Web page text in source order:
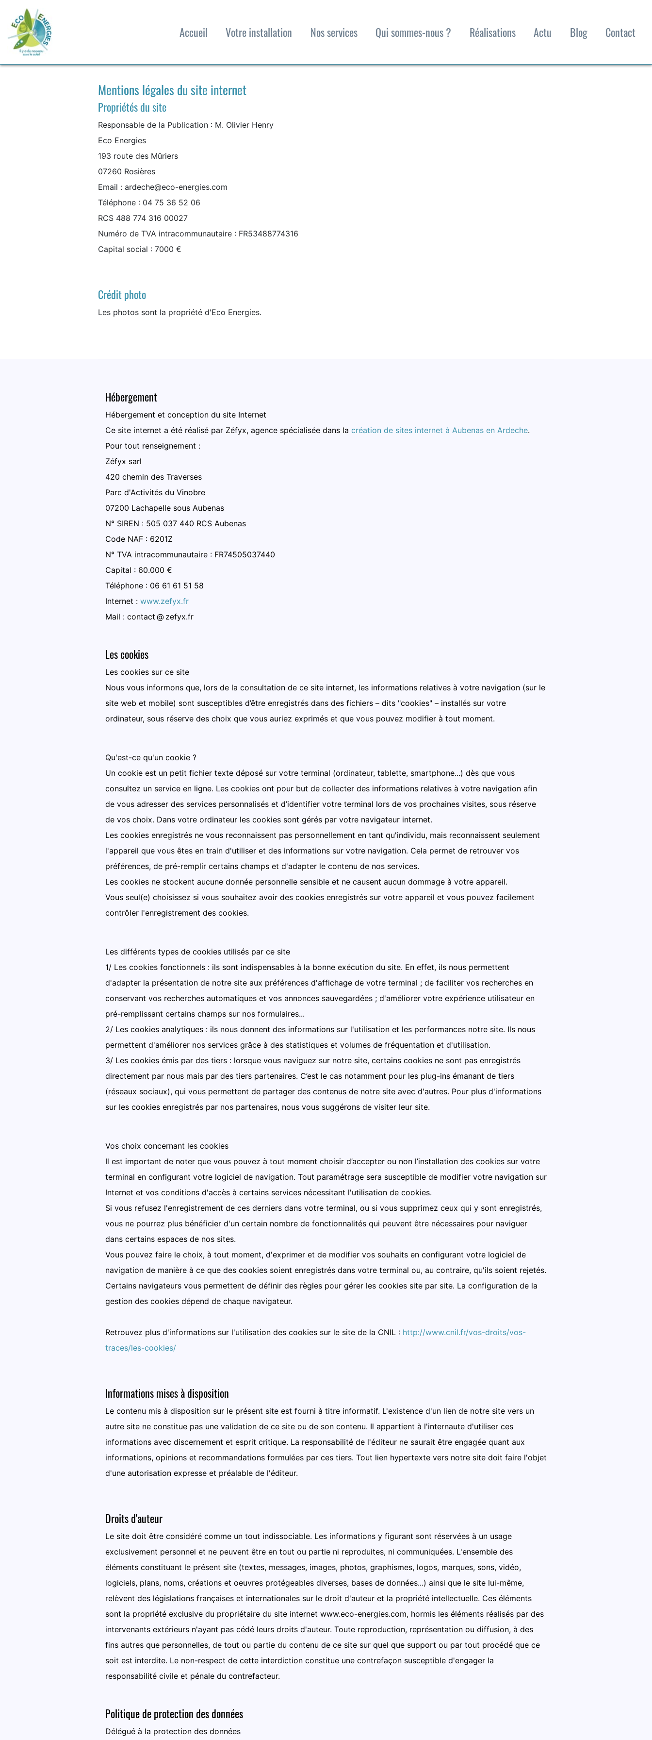
Accueil Votre installation Nos services Qui sommes-nous ? Réalisations Actu Blog Contact
Mentions légales du site internet
Propriétés du site
Responsable de la Publication : M. Olivier Henry
Eco Energies
193 route des Mûriers
07260 Rosières
Email : ardeche@eco-energies.com
Téléphone : 04 75 36 52 06
RCS 488 774 316 00027
Numéro de TVA intracommunautaire : FR53488774316
Capital social : 7000 €
Crédit photo
Les photos sont la propriété d'Eco Energies.
Hébergement
Hébergement et conception du site Internet
Ce site internet a été réalisé par Zéfyx, agence spécialisée dans la création de sites internet à Aubenas en Ardeche.
Pour tout renseignement :
Zéfyx sarl
420 chemin des Traverses
Parc d'Activités du Vinobre
07200 Lachapelle sous Aubenas
N° SIREN : 505 037 440 RCS Aubenas
Code NAF : 6201Z
N° TVA intracommunautaire : FR74505037440
Capital : 60.000 €
Téléphone : 06 61 61 51 58
Internet : www.zefyx.fr
Mail : contact @ zefyx.fr
Les cookies
Les cookies sur ce site
Nous vous informons que, lors de la consultation de ce site internet, les informations relatives à votre navigation (sur le
site web et mobile) sont susceptibles d’être enregistrés dans des fichiers – dits "cookies" – installés sur votre
ordinateur, sous réserve des choix que vous auriez exprimés et que vous pouvez modifier à tout moment.
Qu'est-ce qu'un cookie ?
Un cookie est un petit fichier texte déposé sur votre terminal (ordinateur, tablette, smartphone...) dès que vous
consultez un service en ligne. Les cookies ont pour but de collecter des informations relatives à votre navigation afin
de vous adresser des services personnalisés et d’identifier votre terminal lors de vos prochaines visites, sous réserve
de vos choix. Dans votre ordinateur les cookies sont gérés par votre navigateur internet.
Les cookies enregistrés ne vous reconnaissent pas personnellement en tant qu'individu, mais reconnaissent seulement
l'appareil que vous êtes en train d'utiliser et des informations sur votre navigation. Cela permet de retrouver vos
préférences, de pré-remplir certains champs et d'adapter le contenu de nos services.
Les cookies ne stockent aucune donnée personnelle sensible et ne causent aucun dommage à votre appareil.
Vous seul(e) choisissez si vous souhaitez avoir des cookies enregistrés sur votre appareil et vous pouvez facilement
contrôler l'enregistrement des cookies.
Les différents types de cookies utilisés par ce site
1/ Les cookies fonctionnels : ils sont indispensables à la bonne exécution du site. En effet, ils nous permettent
d'adapter la présentation de notre site aux préférences d'affichage de votre terminal ; de faciliter vos recherches en
conservant vos recherches automatiques et vos annonces sauvegardées ; d'améliorer votre expérience utilisateur en
pré-remplissant certains champs sur nos formulaires...
2/ Les cookies analytiques : ils nous donnent des informations sur l'utilisation et les performances notre site. Ils nous
permettent d'améliorer nos services grâce à des statistiques et volumes de fréquentation et d'utilisation.
3/ Les cookies émis par des tiers : lorsque vous naviguez sur notre site, certains cookies ne sont pas enregistrés
directement par nous mais par des tiers partenaires. C’est le cas notamment pour les plug-ins émanant de tiers
(réseaux sociaux), qui vous permettent de partager des contenus de notre site avec d'autres. Pour plus d'informations
sur les cookies enregistrés par nos partenaires, nous vous suggérons de visiter leur site.
Vos choix concernant les cookies
Il est important de noter que vous pouvez à tout moment choisir d’accepter ou non l’installation des cookies sur votre
terminal en configurant votre logiciel de navigation. Tout paramétrage sera susceptible de modifier votre navigation sur
Internet et vos conditions d'accès à certains services nécessitant l'utilisation de cookies.
Si vous refusez l'enregistrement de ces derniers dans votre terminal, ou si vous supprimez ceux qui y sont enregistrés,
vous ne pourrez plus bénéficier d'un certain nombre de fonctionnalités qui peuvent être nécessaires pour naviguer
dans certains espaces de nos sites.
Vous pouvez faire le choix, à tout moment, d'exprimer et de modifier vos souhaits en configurant votre logiciel de
navigation de manière à ce que des cookies soient enregistrés dans votre terminal ou, au contraire, qu'ils soient rejetés.
Certains navigateurs vous permettent de définir des règles pour gérer les cookies site par site. La configuration de la
gestion des cookies dépend de chaque navigateur.
Retrouvez plus d'informations sur l'utilisation des cookies sur le site de la CNIL : http://www.cnil.fr/vos-droits/vos-
traces/les-cookies/
Informations mises à disposition
Le contenu mis à disposition sur le présent site est fourni à titre informatif. L'existence d'un lien de notre site vers un
autre site ne constitue pas une validation de ce site ou de son contenu. Il appartient à l'internaute d'utiliser ces
informations avec discernement et esprit critique. La responsabilité de l'éditeur ne saurait être engagée quant aux
informations, opinions et recommandations formulées par ces tiers. Tout lien hypertexte vers notre site doit faire l'objet
d'une autorisation expresse et préalable de l'éditeur.
Droits d'auteur
Le site doit être considéré comme un tout indissociable. Les informations y figurant sont réservées à un usage
exclusivement personnel et ne peuvent être en tout ou partie ni reproduites, ni communiquées. L'ensemble des
éléments constituant le présent site (textes, messages, images, photos, graphismes, logos, marques, sons, vidéo,
logiciels, plans, noms, créations et oeuvres protégeables diverses, bases de données...) ainsi que le site lui-même,
relèvent des législations françaises et internationales sur le droit d'auteur et la propriété intellectuelle. Ces éléments
sont la propriété exclusive du propriétaire du site internet www.eco-energies.com, hormis les éléments réalisés par des
intervenants extérieurs n'ayant pas cédé leurs droits d'auteur. Toute reproduction, représentation ou diffusion, à des
fins autres que personnelles, de tout ou partie du contenu de ce site sur quel que support ou par tout procédé que ce
soit est interdite. Le non-respect de cette interdiction constitue une contrefaçon susceptible d'engager la
responsabilité civile et pénale du contrefacteur.
Politique de protection des données
Délégué à la protection des données
Panneau de gestion des cookies